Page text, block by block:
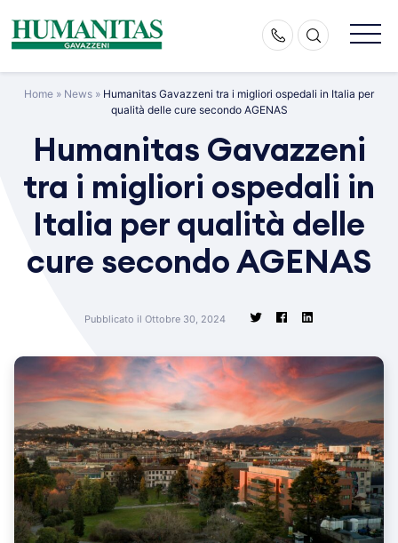
content
Home » News » Humanitas Gavazzeni tra i migliori ospedali in Italia per
qualità delle cure secondo AGENAS
Humanitas Gavazzeni
tra i migliori ospedali in
Italia per qualità delle
cure secondo AGENAS
Pubblicato il Ottobre 30, 2024